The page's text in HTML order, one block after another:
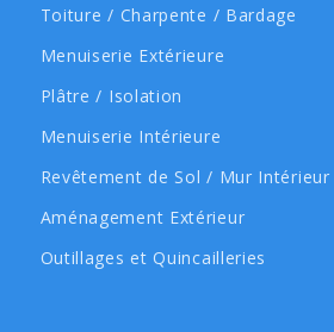
Toiture / Charpente / Bardage
Menuiserie Extérieure
Plâtre / Isolation
Menuiserie Intérieure
Revêtement de Sol / Mur Intérieur
Aménagement Extérieur
Outillages et Quincailleries